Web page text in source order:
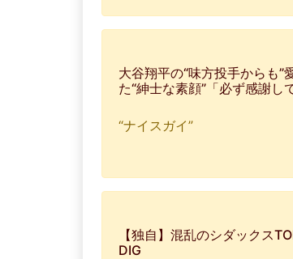
大谷翔平の“味方投手からも
た“紳士な素顔”「必ず感謝し
“ナイスガイ”
【独自】混乱のシダックス
DIG